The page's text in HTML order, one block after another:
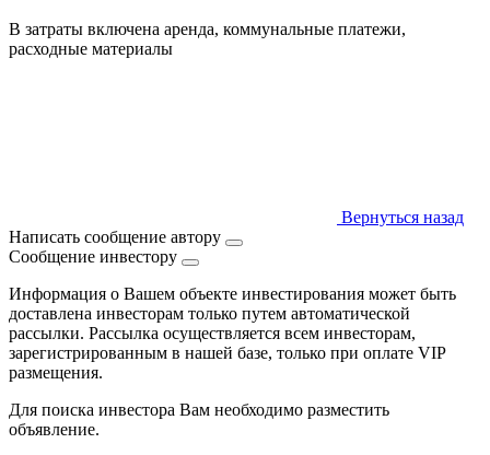
В затраты включена аренда, коммунальные платежи,
расходные материалы
Вернуться назад
Написать сообщение автору
Сообщение инвестору
Информация о Вашем объекте инвестирования может быть
доставлена инвесторам только путем автоматической
рассылки. Рассылка осуществляется всем инвесторам,
зарегистрированным в нашей базе, только при оплате VIP
размещения.
Для поиска инвестора Вам необходимо разместить
объявление.